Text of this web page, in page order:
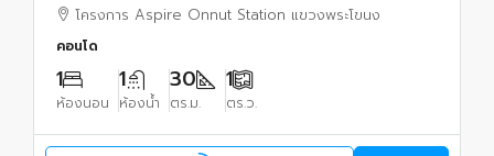
โครงการ Aspire Onnut Station แขวงพระโขนง
คอนโด
1
ห้องนอน
1
ห้องน้ำ
30
ตร.ม.
1
ตร.ว.